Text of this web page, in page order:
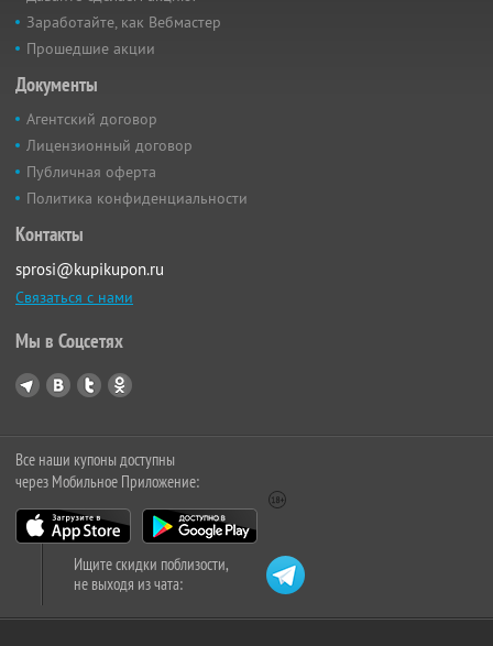
Заработайте, как Вебмастер
Прошедшие акции
Документы
Агентский договор
Лицензионный договор
Публичная оферта
Политика конфиденциальности
Контакты
sprosi@kupikupon.ru
Связаться с нами
Мы в Соцсетях
Все наши купоны доступны
через Мобильное Приложение:
Ищите скидки поблизости,
не выходя из чата: